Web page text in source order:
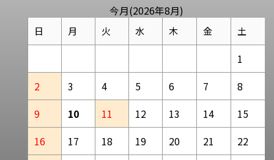
今月(2026年8月)
日 月 火 水 木 金 土
1
2
3 4 5 6 7
8
9
10 11 12 13 14
15
16
17 18 19 20 21
22